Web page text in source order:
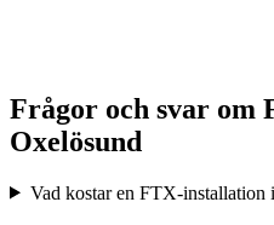
Frågor och svar om
Oxelösund
Vad kostar en FTX-installation